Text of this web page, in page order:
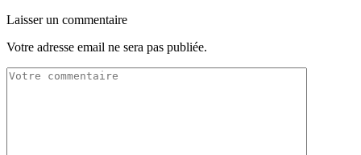
Laisser un commentaire
Votre adresse email ne sera pas publiée.